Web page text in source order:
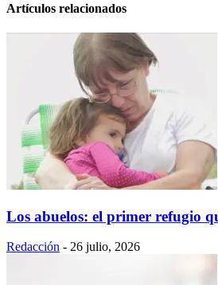
Artículos relacionados
Los abuelos: el primer refugio
Redacción - 26 julio, 2026